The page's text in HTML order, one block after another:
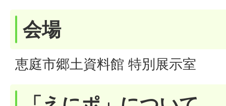
会場
恵庭市郷土資料館 特別展示室